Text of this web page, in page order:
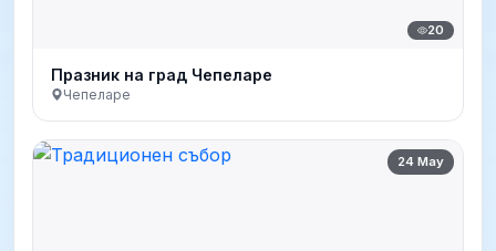
20
Празник на град Чепеларе
Чепеларе
24 May